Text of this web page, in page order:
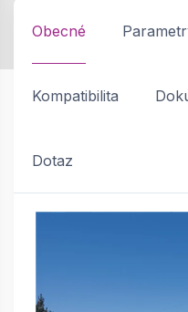
Obecné
Kompatibilita
Dotaz